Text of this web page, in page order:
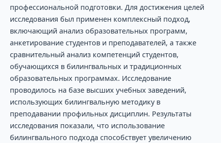
профессиональной подготовки. Для достижения целей
исследования был применен комплексный подход,
включающий анализ образовательных программ,
анкетирование студентов и преподавателей, а также
сравнительный анализ компетенций студентов,
обучающихся в билингвальных и традиционных
образовательных программах. Исследование
проводилось на базе высших учебных заведений,
использующих билингвальную методику в
преподавании профильных дисциплин. Результаты
исследования показали, что использование
билингвального подхода способствует увеличению